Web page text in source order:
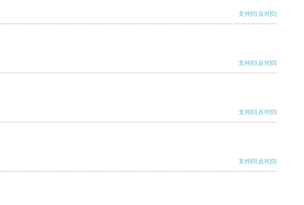
支持[0] 反对[0]
支持[0] 反对[0]
支持[0] 反对[0]
支持[0] 反对[0]